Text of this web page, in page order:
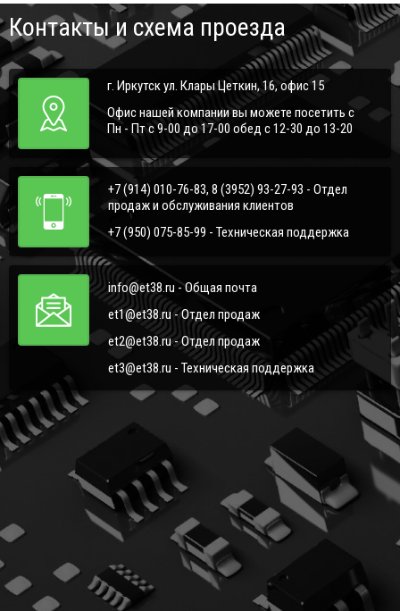
Контакты и схема проезда
г. Иркутск ул. Клары Цеткин, 16, офис 15
Офис нашей компании вы можете посетить с
Пн - Пт с 9-00 до 17-00 обед с 12-30 до 13-20
+7 (914) 010-76-83, 8 (3952) 93-27-93 - Отдел
продаж и обслуживания клиентов
+7 (950) 075-85-99 - Техническая поддержка
info@et38.ru - Общая почта
et1@et38.ru - Отдел продаж
et2@et38.ru - Отдел продаж
et3@et38.ru - Техническая поддержка